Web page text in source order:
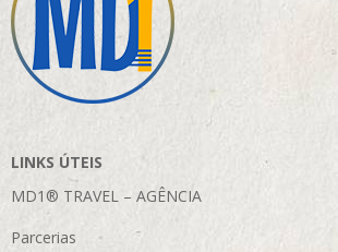
LINKS ÚTEIS
MD1® TRAVEL – AGÊNCIA
Parcerias